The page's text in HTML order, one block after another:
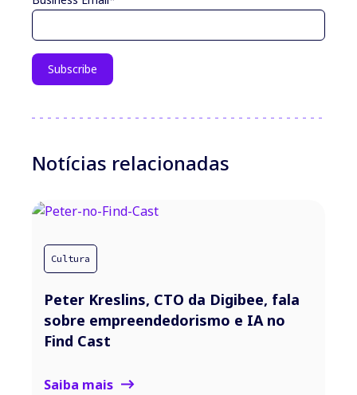
Notícias relacionadas
Cultura
Peter Kreslins, CTO da Digibee, fala
sobre empreendedorismo e IA no
Find Cast
Saiba mais